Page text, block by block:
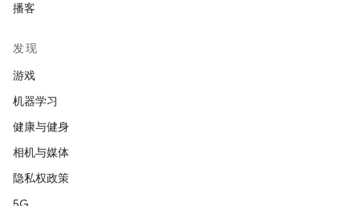
播客
发现
游戏
机器学习
健康与健身
相机与媒体
隐私权政策